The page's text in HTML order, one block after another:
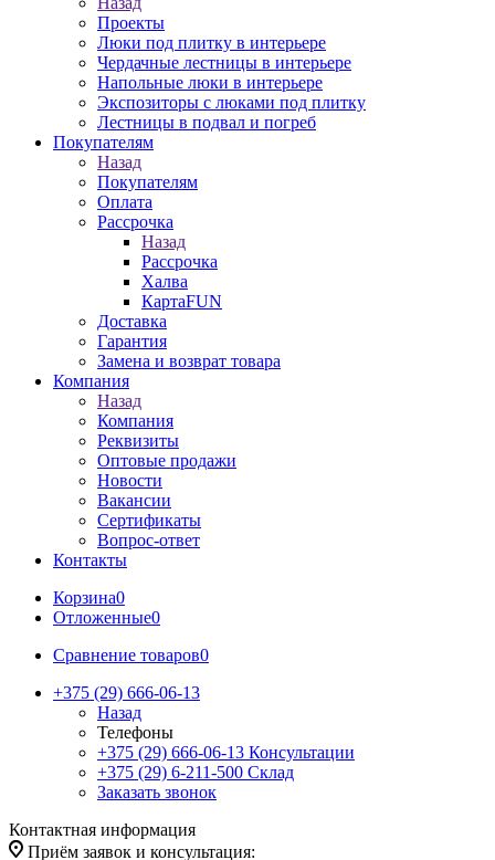
Проекты
Люки под плитку в интерьере
Чердачные лестницы в интерьере
Напольные люки в интерьере
Экспозиторы с люками под плитку
Лестницы в подвал и погреб
Покупателям
Назад
Покупателям
Оплата
Рассрочка
Назад
Рассрочка
Халва
КартаFUN
Доставка
Гарантия
Замена и возврат товара
Компания
Назад
Компания
Реквизиты
Оптовые продажи
Новости
Вакансии
Сертификаты
Вопрос-ответ
Контакты
Корзина0
Отложенные0
Сравнение товаров0
+375 (29) 666-06-13
Назад
Телефоны
+375 (29) 666-06-13 Консультации
+375 (29) 6-211-500 Склад
Заказать звонок
Контактная информация
Приём заявок и консультация: